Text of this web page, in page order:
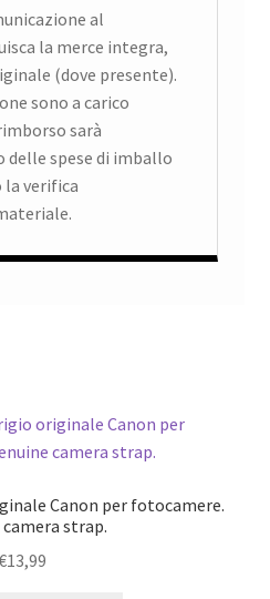
al
la merce integra,
(dove presente).
sono a carico
sarà
spese di imballo
la verifica
Canon per fotocamere.
camera strap.
13,99